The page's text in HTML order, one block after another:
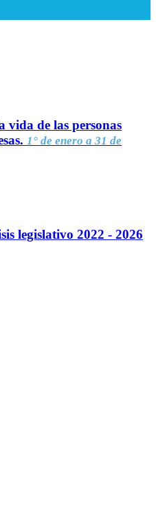
vida de las personas
1° de enero a 31 de
legislativo 2022 - 2026